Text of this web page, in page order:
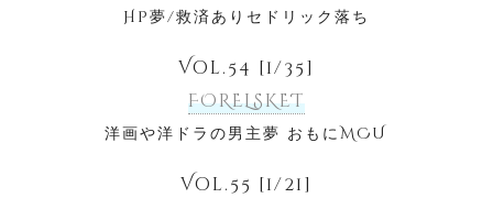
HP夢/救済ありセドリック落ち
Vol.54 [1/35]
FORELSKET
洋画や洋ドラの男主夢 おもにMCU
Vol.55 [1/21]